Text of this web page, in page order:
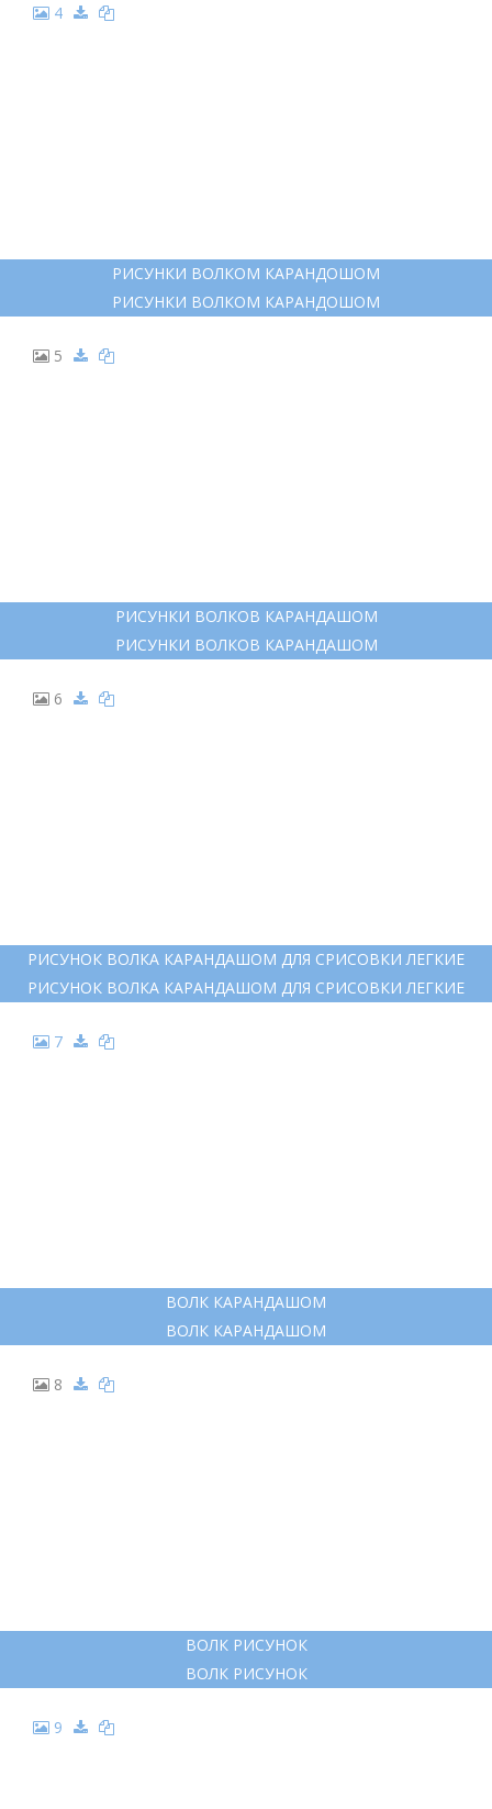
4
РИСУНКИ ВОЛКОМ КАРАНДОШОМ
РИСУНКИ ВОЛКОМ КАРАНДОШОМ
5
РИСУНКИ ВОЛКОВ КАРАНДАШОМ
РИСУНКИ ВОЛКОВ КАРАНДАШОМ
6
РИСУНОК ВОЛКА КАРАНДАШОМ ДЛЯ СРИСОВКИ ЛЕГКИЕ
РИСУНОК ВОЛКА КАРАНДАШОМ ДЛЯ СРИСОВКИ ЛЕГКИЕ
7
ВОЛК КАРАНДАШОМ
ВОЛК КАРАНДАШОМ
8
ВОЛК РИСУНОК
ВОЛК РИСУНОК
9